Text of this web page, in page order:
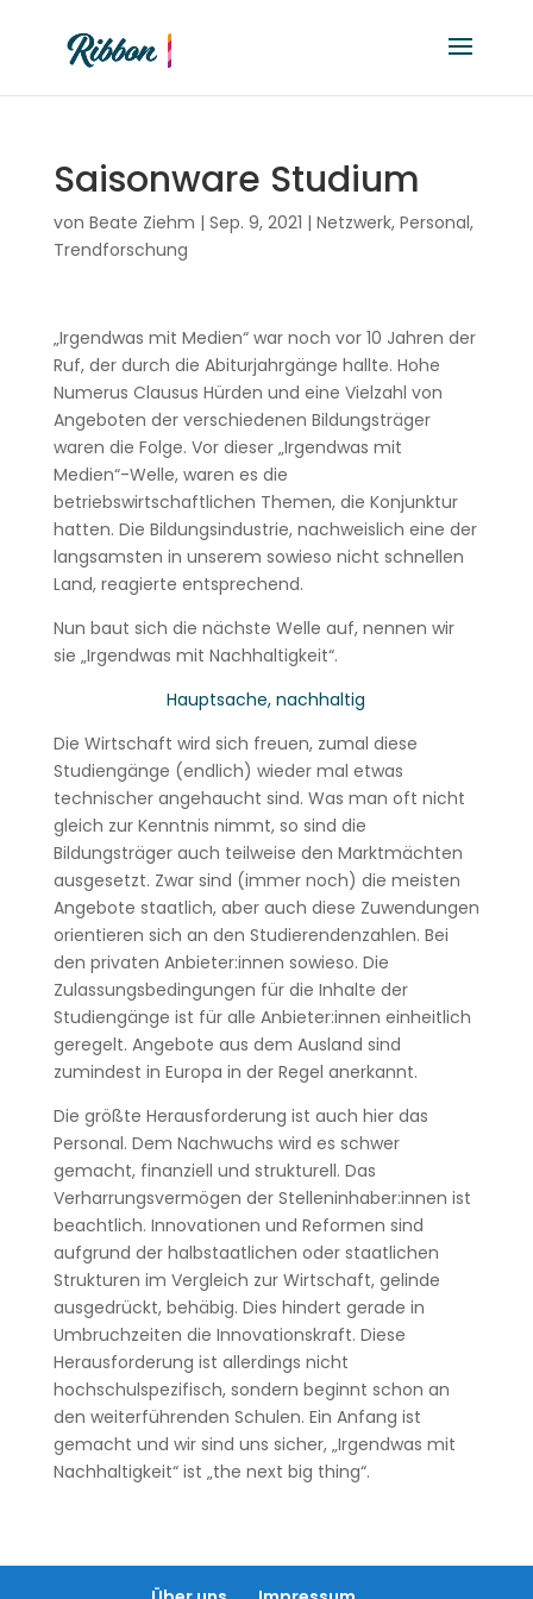
Saisonware Studium
von Beate Ziehm | Sep. 9, 2021 | Netzwerk, Personal,
Trendforschung
„Irgendwas mit Medien“ war noch vor 10 Jahren der
Ruf, der durch die Abiturjahrgänge hallte. Hohe
Numerus Clausus Hürden und eine Vielzahl von
Angeboten der verschiedenen Bildungsträger
waren die Folge. Vor dieser „Irgendwas mit
Medien“-Welle, waren es die
betriebswirtschaftlichen Themen, die Konjunktur
hatten. Die Bildungsindustrie, nachweislich eine der
langsamsten in unserem sowieso nicht schnellen
Land, reagierte entsprechend.
Nun baut sich die nächste Welle auf, nennen wir
sie „Irgendwas mit Nachhaltigkeit“.
Hauptsache, nachhaltig
Die Wirtschaft wird sich freuen, zumal diese
Studiengänge (endlich) wieder mal etwas
technischer angehaucht sind. Was man oft nicht
gleich zur Kenntnis nimmt, so sind die
Bildungsträger auch teilweise den Marktmächten
ausgesetzt. Zwar sind (immer noch) die meisten
Angebote staatlich, aber auch diese Zuwendungen
orientieren sich an den Studierendenzahlen. Bei
den privaten Anbieter:innen sowieso. Die
Zulassungsbedingungen für die Inhalte der
Studiengänge ist für alle Anbieter:innen einheitlich
geregelt. Angebote aus dem Ausland sind
zumindest in Europa in der Regel anerkannt.
Die größte Herausforderung ist auch hier das
Personal. Dem Nachwuchs wird es schwer
gemacht, finanziell und strukturell. Das
Verharrungsvermögen der Stelleninhaber:innen ist
beachtlich. Innovationen und Reformen sind
aufgrund der halbstaatlichen oder staatlichen
Strukturen im Vergleich zur Wirtschaft, gelinde
ausgedrückt, behäbig. Dies hindert gerade in
Umbruchzeiten die Innovationskraft. Diese
Herausforderung ist allerdings nicht
hochschulspezifisch, sondern beginnt schon an
den weiterführenden Schulen. Ein Anfang ist
gemacht und wir sind uns sicher, „Irgendwas mit
Nachhaltigkeit“ ist „the next big thing“.